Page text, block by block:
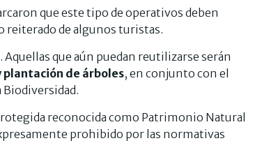
que este tipo de operativos deben
de algunos turistas.
Aquellas que aún puedan reutilizarse serán
de árboles, en conjunto con el
Biodiversidad.
reconocida como Patrimonio Natural
prohibido por las normativas